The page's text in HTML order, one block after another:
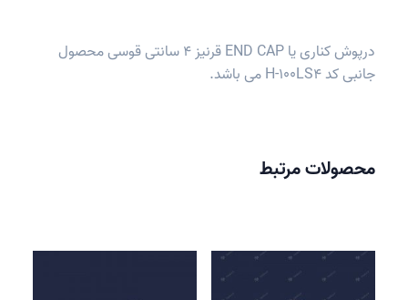
درپوش کناری یا END CAP قرنیز 4 سانتی قوسی محصول
جانبی کد H-100LS4 می باشد.
محصولات مرتبط